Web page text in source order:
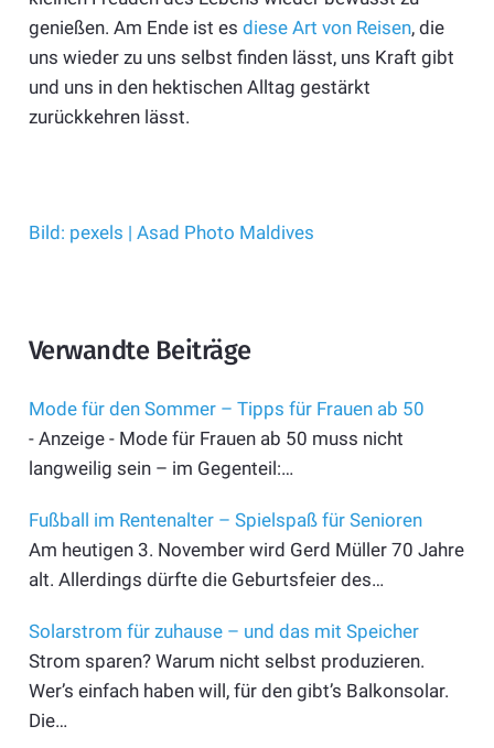
genießen. Am Ende ist es diese Art von Reisen, die
uns wieder zu uns selbst finden lässt, uns Kraft gibt
und uns in den hektischen Alltag gestärkt
zurückkehren lässt.
Bild: pexels | Asad Photo Maldives
Verwandte Beiträge
Mode für den Sommer – Tipps für Frauen ab 50
- Anzeige - Mode für Frauen ab 50 muss nicht
langweilig sein – im Gegenteil:…
Fußball im Rentenalter – Spielspaß für Senioren
Am heutigen 3. November wird Gerd Müller 70 Jahre
alt. Allerdings dürfte die Geburtsfeier des…
Solarstrom für zuhause – und das mit Speicher
Strom sparen? Warum nicht selbst produzieren.
Wer’s einfach haben will, für den gibt’s Balkonsolar.
Die…